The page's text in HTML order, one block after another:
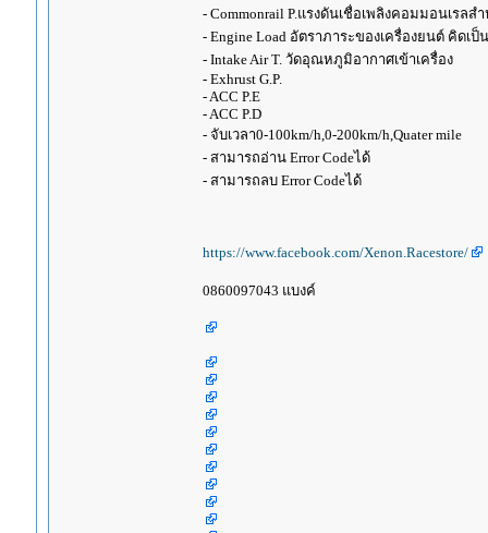
- Commonrail P.แรงดันเชื่อเพลิงคอมมอนเรลส
- Engine Load อัตราภาระของเครื่องยนต์ คิดเป็
- Intake Air T. วัดอุณหภูมิอากาศเข้าเครื่อง
- Exhrust G.P.
- ACC P.E
- ACC P.D
- จับเวลา0-100km/h,0-200km/h,Quater mile
- สามารถอ่าน Error Codeได้
- สามารถลบ Error Codeได้
https://www.facebook.com/Xenon.Racestore/
0860097043 แบงค์